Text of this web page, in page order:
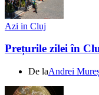
Azi in Cluj
Prețurile zilei în
De laAndrei